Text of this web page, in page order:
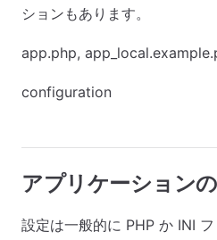
ションもあります。
app.php,
configuration
アプリケーション
設定は一般的に PHP か INI